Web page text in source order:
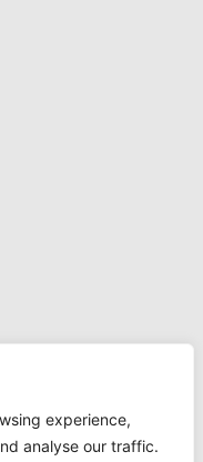
experience,
analyse our traffic.